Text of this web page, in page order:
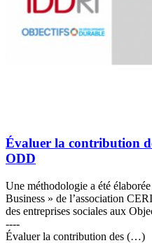
Évaluer la contribution
ODD
Une méthodologie a été
Business » de l’association
des entreprises sociales aux
----
Évaluer la contribution des (…)